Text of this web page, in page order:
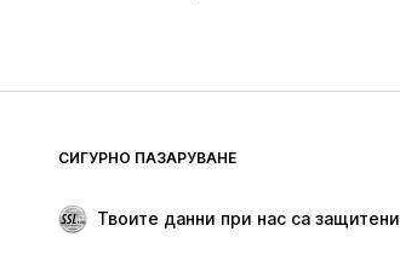
СИГУРНО ПАЗАРУВАНЕ
Твоите данни при нас са защитени